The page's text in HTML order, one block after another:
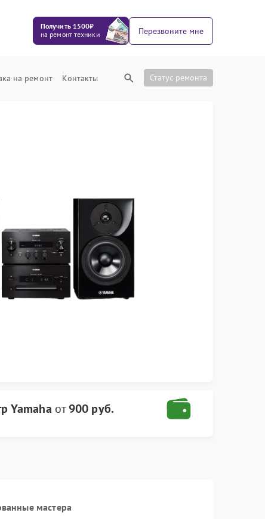
Получить 1500₽
на ремонт техники
Перезвоните мне
на ремонт Контакты Статус ремонта
Yamaha от900 руб.
мастера